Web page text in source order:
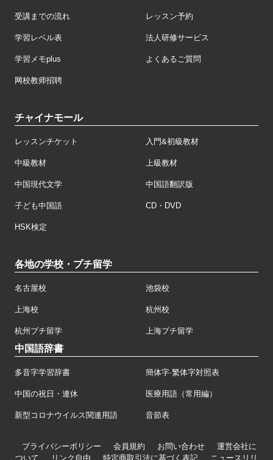
受講までの流れ レッスン予約
学習レベル表 法人研修サービス
学習メモplus よくあるご質問
网校教师招聘
チャイナモール
レッスンチケット 入門&初級教材
中級教材 上級教材
中国現代文学 中国語翻訳版
子ども中国語 CD・DVD
HSK検定
各地の学校・プチ留学
名古屋校 池袋校
上海校 杭州校
杭州プチ留学 上海プチ留学
中国語辞書
多音字学習辞書 簡体字·繁体字対照表
中国の祝日・連休 医療用語（常用編）
新型コロナウイルス関連用語 音節表
プライバシーポリシー 会員規約 お問い合わせ
運営会社に
ついて
リンク自由 特定商取引法に基づく表記 ニュースリリ